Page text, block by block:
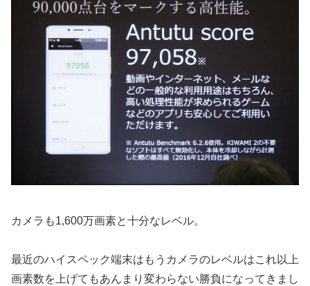
カメラも1,600万画素と十分なレベル。
最近のハイスペック端末はもうカメラのレベルはこれ以上
画素数を上げてもあんまり変わらない勝負になってきまし